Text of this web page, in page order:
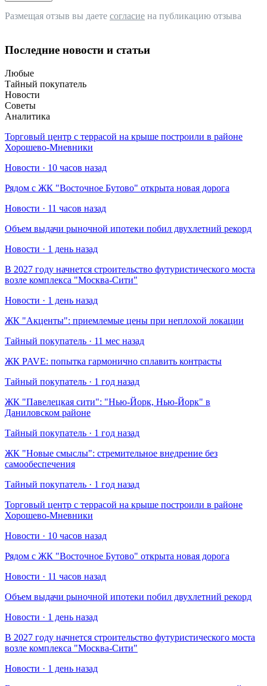
Размещая отзыв вы даете согласие на публикацию отзыва
Последние новости и статьи
Любые
Тайный покупатель
Новости
Советы
Аналитика
Торговый центр с террасой на крыше построили в районе
Хорошево-Мневники
Новости · 10 часов назад
Рядом с ЖК "Восточное Бутово" открыта новая дорога
Новости · 11 часов назад
Объем выдачи рыночной ипотеки побил двухлетний рекорд
Новости · 1 день назад
В 2027 году начнется строительство футуристического моста
возле комплекса "Москва-Сити"
Новости · 1 день назад
​ЖК "Акценты": приемлемые цены при неплохой локации
Тайный покупатель · 11 мес назад
​ЖК PAVE: попытка гармонично сплавить контрасты
Тайный покупатель · 1 год назад
​ЖК "Павелецкая сити": "Нью-Йорк, Нью-Йорк" в
Даниловском районе
Тайный покупатель · 1 год назад
​ЖК "Новые смыслы": стремительное внедрение без
самообеспечения
Тайный покупатель · 1 год назад
Торговый центр с террасой на крыше построили в районе
Хорошево-Мневники
Новости · 10 часов назад
Рядом с ЖК "Восточное Бутово" открыта новая дорога
Новости · 11 часов назад
Объем выдачи рыночной ипотеки побил двухлетний рекорд
Новости · 1 день назад
В 2027 году начнется строительство футуристического моста
возле комплекса "Москва-Сити"
Новости · 1 день назад